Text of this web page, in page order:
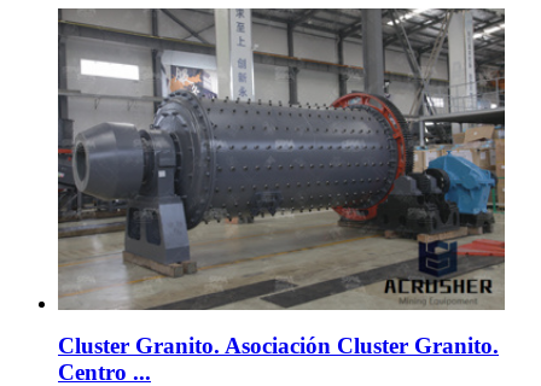
Cluster Granito. Asociación Cluster Granito.
Centro ...